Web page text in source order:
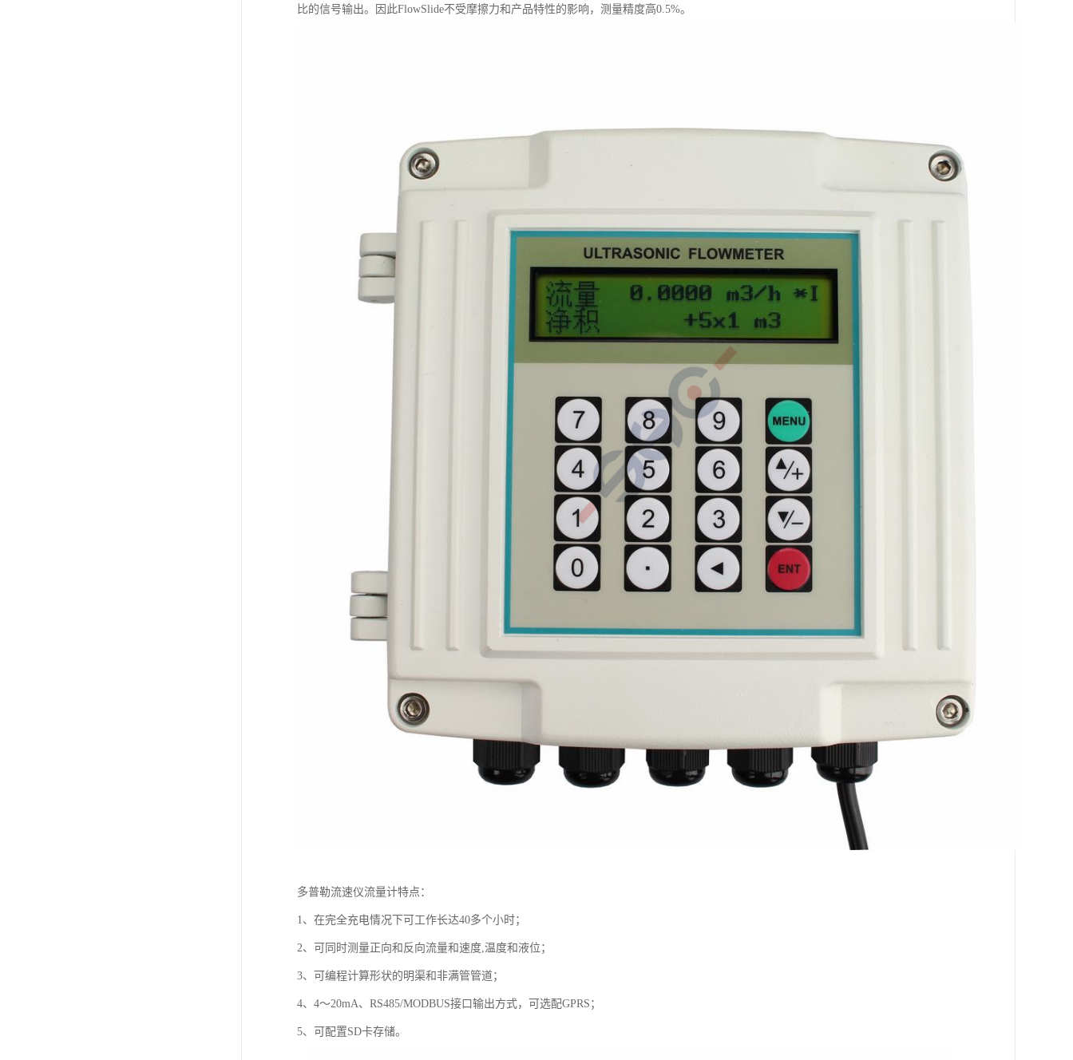
比的信号输出。因此FlowSlide不受摩擦力和产品特性的影响，测量精度高0.5%。
多普勒流速仪流量计特点：
1、在完全充电情况下可工作长达40多个小时；
2、可同时测量正向和反向流量和速度,温度和液位；
3、可编程计算形状的明渠和非满管管道；
4、4～20mA、RS485/MODBUS接口输出方式，可选配GPRS；
5、可配置SD卡存储。